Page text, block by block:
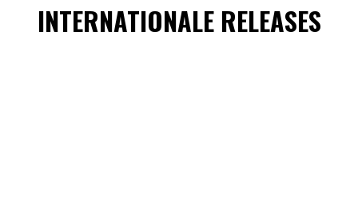
INTERNATIONALE RELEASES